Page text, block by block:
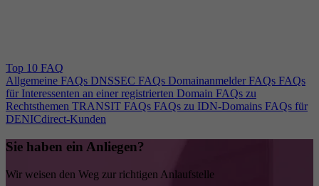
Top 10 FAQ
Allgemeine FAQs DNSSEC FAQs Domainanmelder FAQs FAQs
für Interessenten an einer registrierten Domain FAQs zu
Rechtsthemen TRANSIT FAQs FAQs zu IDN-Domains FAQs für
DENICdirect-Kunden
Sie haben ein Anliegen?
Wir weisen den Weg zur richtigen Anlaufstelle